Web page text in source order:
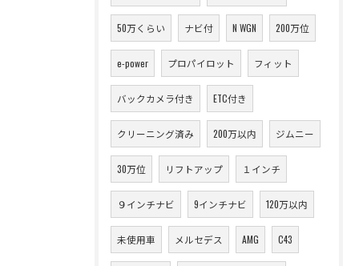
50万くらい ナビ付 N WGN 200万位
e-power プロパイロット フィット
バックカメラ付き ETC付き
クリーニング済み 200万以内 ジムニー
30万位 リフトアップ １インチ
９インチナビ 9インチナビ 120万以内
未使用車 メルセデス AMG C43